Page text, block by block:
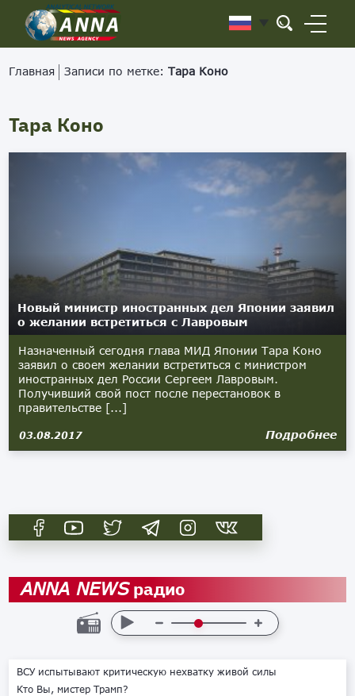
Главная Записи по метке:Тара Коно
Тара Коно
Новый министр иностранных дел Японии заявил
о желании встретиться с Лавровым
Назначенный сегодня глава МИД Японии Тара Коно
заявил о своем желании встретиться с министром
иностранных дел России Сергеем Лавровым.
Получивший свой пост после перестановок в
правительстве [...]
03.08.2017 Подробнее
ANNA NEWSрадио
ВСУ испытывают критическую нехватку живой силы
Кто Вы, мистер Трамп?